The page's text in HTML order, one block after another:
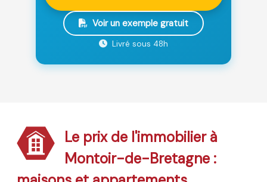
Voir un exemple gratuit
Livré sous 48h
Le prix de l'immobilier à
Montoir-de-Bretagne :